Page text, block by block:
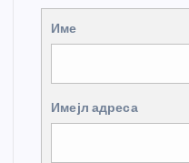
Име
Имејл адреса